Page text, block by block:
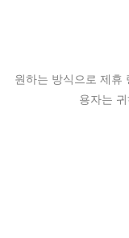
원하는 방식으로 제휴
용자는